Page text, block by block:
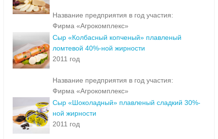
Название предприятия в год участия:
Фирма «Агрокомплекс»
Сыр «Колбасный копченый» плавленый
ломтевой 40%-ной жирности
2011 год
Название предприятия в год участия:
Фирма «Агрокомплекс»
Сыр «Шоколадный» плавленый сладкий 30%-
ной жирности
2011 год